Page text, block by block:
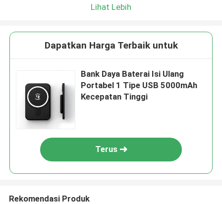
Lihat Lebih
Dapatkan Harga Terbaik untuk
Bank Daya Baterai Isi Ulang
Portabel 1 Tipe USB 5000mAh
Kecepatan Tinggi
Terus
Rekomendasi Produk